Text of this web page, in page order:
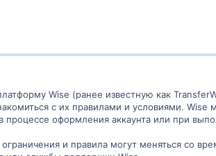
Wise (ранее известную как
с их правилами и условиями.
процессе оформления аккаунта или при
и правила могут меняться со